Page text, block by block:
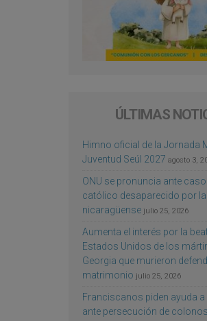
ÚLTIMAS
Himno oficial de la Jornada
Juventud Seúl 2027 agosto 3,
ONU se pronuncia ante
católico desaparecido por
nicaragüense julio 25, 2026
Aumenta el interés por la
Estados Unidos de los
Georgia que murieron
matrimonio julio 25, 2026
Franciscanos piden ayuda
ante persecución de